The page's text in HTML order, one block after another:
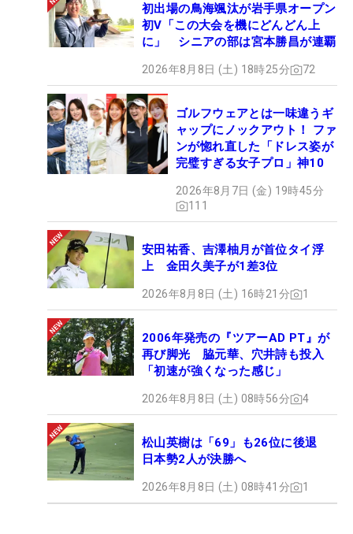
初出場の鳥海颯汰が岩手県オープン
初V「この大会を機にどんどん上
に」 シニアの部は宮本勝昌が連覇
2026年8月8日 (土) 18時25分 72
ゴルフウェアとは一味違うギ
ャップにノックアウト！ ファ
ンが惚れ直した「ドレス姿が
完璧すぎる女子プロ」神10
2026年8月7日 (金) 19時45分
111
安田祐香、吉澤柚月が首位タイ浮
上 金田久美子が1差3位
2026年8月8日 (土) 16時21分 1
2006年発売の『ツアーAD PT』が
再び脚光 脇元華、穴井詩も投入
「初速が強くなった感じ」
2026年8月8日 (土) 08時56分 4
松山英樹は「69」も26位に後退
日本勢2人が決勝へ
2026年8月8日 (土) 08時41分 1